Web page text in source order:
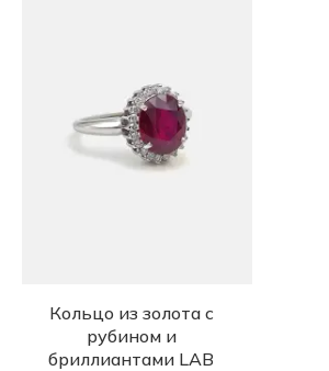
Кольцо из золота с
рубином и
бриллиантами LAB